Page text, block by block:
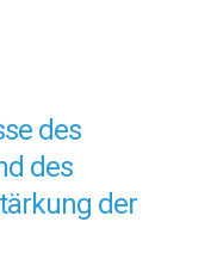
des
des
der